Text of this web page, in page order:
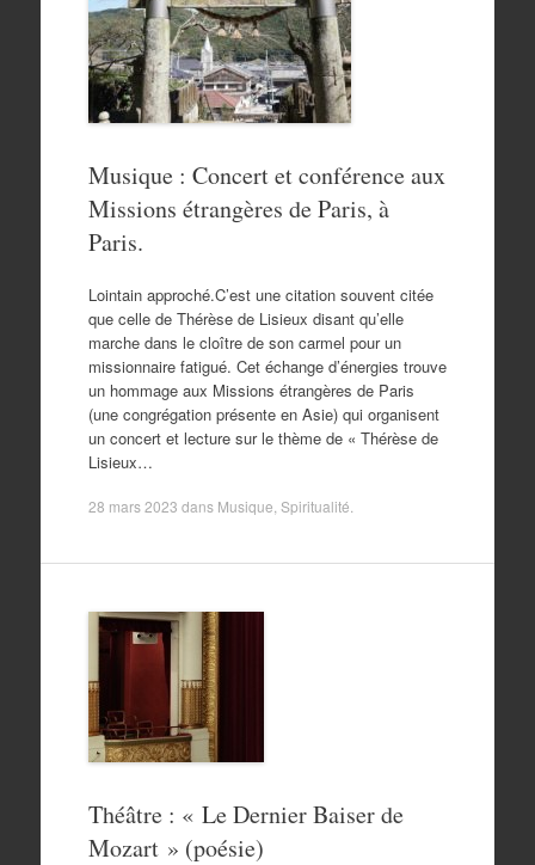
Musique : Concert et conférence aux
Missions étrangères de Paris, à
Paris.
Lointain approché.C’est une citation souvent citée
que celle de Thérèse de Lisieux disant qu’elle
marche dans le cloître de son carmel pour un
missionnaire fatigué. Cet échange d’énergies trouve
un hommage aux Missions étrangères de Paris
(une congrégation présente en Asie) qui organisent
un concert et lecture sur le thème de « Thérèse de
Lisieux…
28 mars 2023 dans Musique Spiritualité
Théâtre : « Le Dernier Baiser de
Mozart » (poésie)